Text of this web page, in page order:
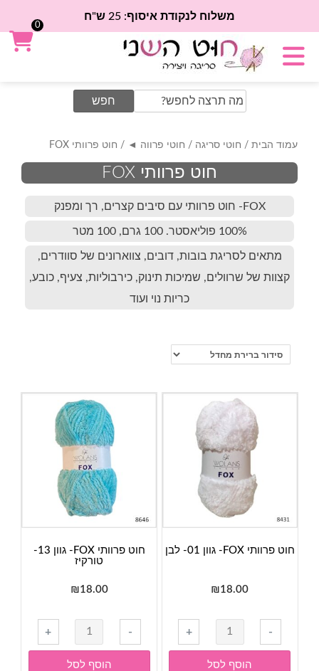
משלוח לנקודת איסוף: 25 ש"ח
Search
for:
עמוד הבית / חוטי סריגה / חוטי פרווה ◄ / חוט פרוותי FOX
חוט פרוותי FOX
FOX- חוט פרוותי עם סיבים קצרים, רך ומפנק
100% פוליאסטר. 100 גרם, 100 מטר
מתאים לסריגת בובות, דובים, צווארונים של סוודרים,
קצוות של שרוולים, שמיכות תינוק, כירבוליות, צעיף, כובע,
כריות נוי ועוד
חוט פרוותי FOX- גוון 01- לבן
₪18.00
-
+
הוסף לסל
חוט פרוותי FOX- גוון 13-
טורקיז
₪18.00
-
כמות
של
חוט
+
הוסף לסל
0